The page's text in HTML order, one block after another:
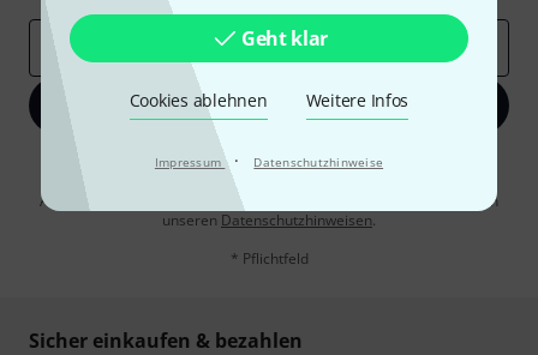
Geht klar
Cookies ablehnen Weitere Infos
Impressum · Datenschutzhinweise
E-Mail-Adresse
Jetzt anmelden
Mit Klick auf „Jetzt anmelden“ stimmen Sie dem Erhalt von E-Mail-
Werbung und einer Messung des E-Mail-Nutzungsverhaltens zu. Die
Abmeldung ist jederzeit möglich. Weitere Informationen finden Sie in
unseren Datenschutzhinweisen.
* Pflichtfeld
Sicher einkaufen & bezahlen